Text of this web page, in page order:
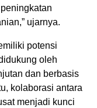
ujarnya.
potensi
oleh
dan berbasis
kolaborasi antara
menjadi kunci